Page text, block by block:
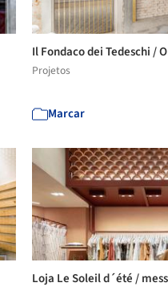
Il Fondaco dei Tedeschi /
Projetos
Marcar
Loja Le Soleil d´été /